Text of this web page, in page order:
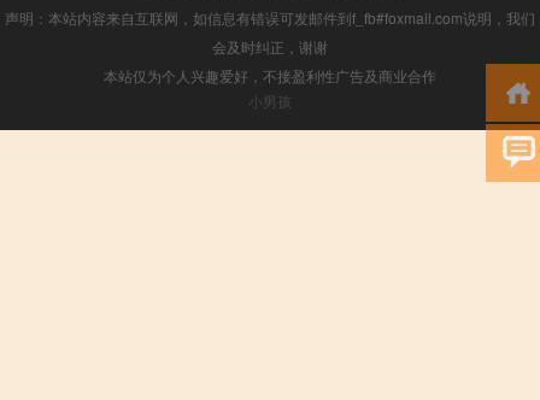
声明：本站内容来自互联网，如信息有错误可发邮件到f_fb#foxmail.com说明，我们
会及时纠正，谢谢
本站仅为个人兴趣爱好，不接盈利性广告及商业合作
小男孩